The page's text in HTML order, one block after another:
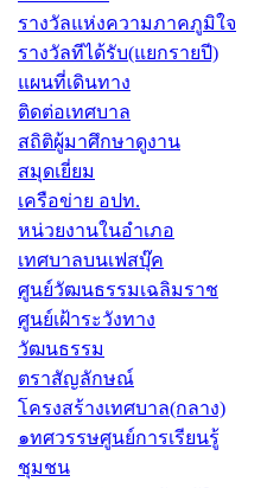
รางวัลแห่งความภาคภูมิใจ
รางวัลทีได้รับ(แยกรายปี)
แผนที่เดินทาง
ติดต่อเทศบาล
สถิติผู้มาศึกษาดูงาน
สมุดเยี่ยม
เครือข่าย อปท.
หน่วยงานในอำเภอ
เทศบาลบนเฟสบุ๊ค
ศูนย์วัฒนธรรมเฉลิมราช
ศูนย์เฝ้าระวังทาง
วัฒนธรรม
ตราสัญลักษณ์
โครงสร้างเทศบาล(กลาง)
๑ทศวรรษศูนย์การเรียนรู้
ชุมชน